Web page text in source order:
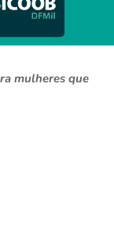
mulheres que